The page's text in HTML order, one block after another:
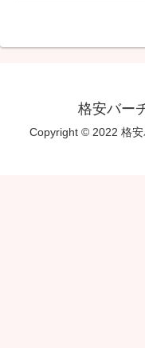
格安バー
Copyright © 2022 格